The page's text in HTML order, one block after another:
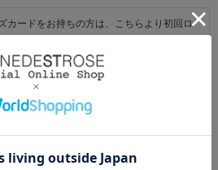
カードをお持ちの方は、こちらより初回ロ
登録しておくと便利にお買い物ができるよ